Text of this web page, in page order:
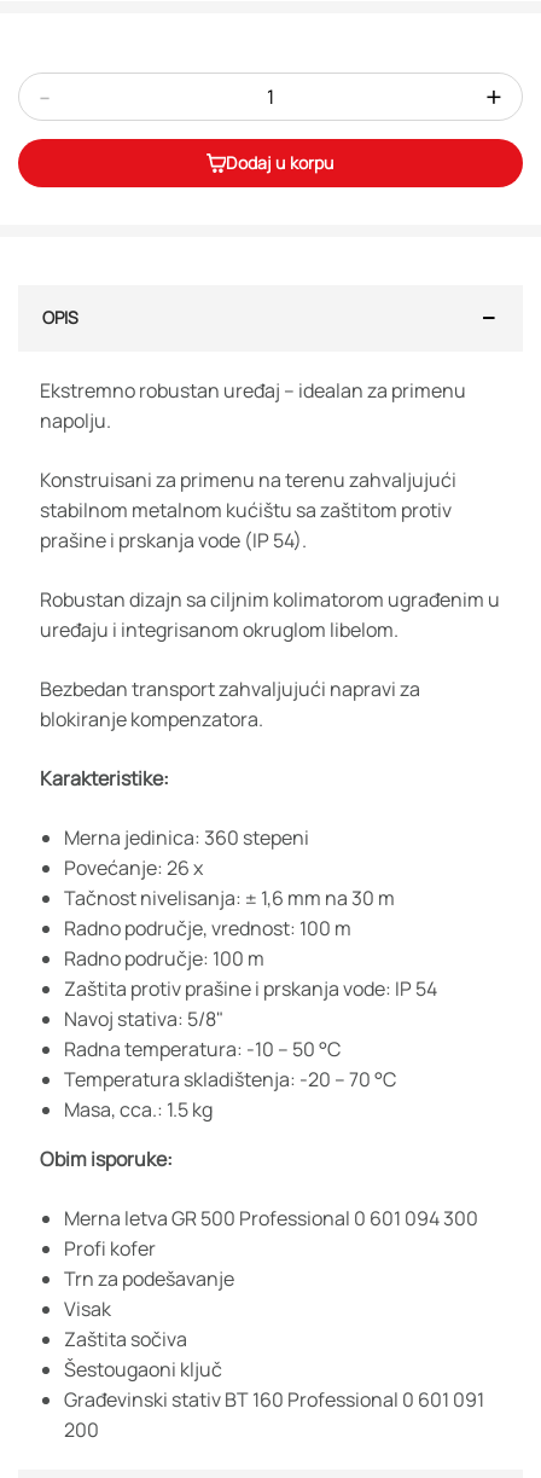
- +
Dodaj u korpu
OPIS
Ekstremno robustan uređaj – idealan za primenu
napolju.
Konstruisani za primenu na terenu zahvaljujući
stabilnom metalnom kućištu sa zaštitom protiv
prašine i prskanja vode (IP 54).
Robustan dizajn sa ciljnim kolimatorom ugrađenim u
uređaju i integrisanom okruglom libelom.
Bezbedan transport zahvaljujući napravi za
blokiranje kompenzatora.
Karakteristike:
Merna jedinica: 360 stepeni
Povećanje: 26 x
Tačnost nivelisanja: ± 1,6 mm na 30 m
Radno područje, vrednost: 100 m
Radno područje: 100 m
Zaštita protiv prašine i prskanja vode: IP 54
Navoj stativa: 5/8"
Radna temperatura: -10 – 50 °C
Temperatura skladištenja: -20 – 70 °C
Masa, cca.: 1.5 kg
Obim isporuke:
Merna letva GR 500 Professional 0 601 094 300
Profi kofer
Trn za podešavanje
Visak
Zaštita sočiva
Šestougaoni ključ
Građevinski stativ BT 160 Professional 0 601 091
200